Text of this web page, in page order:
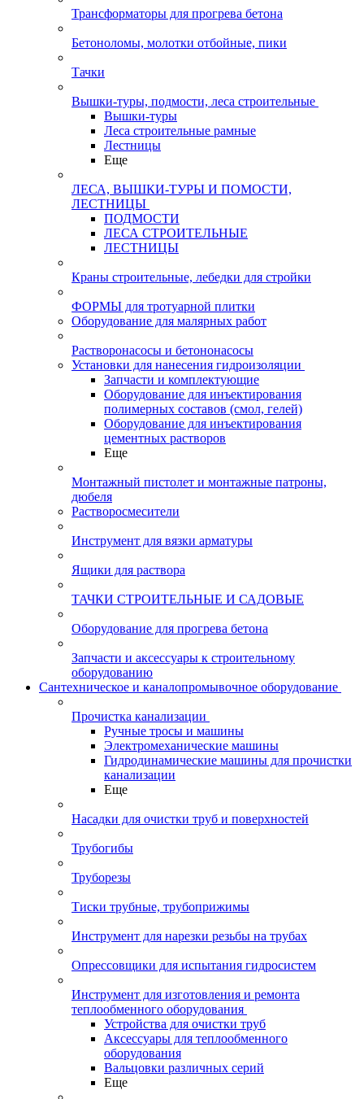
Трансформаторы для прогрева бетона
Бетоноломы, молотки отбойные, пики
Тачки
Вышки-туры, подмости, леса строительные
Вышки-туры
Леса строительные рамные
Лестницы
Еще
ЛЕСА, ВЫШКИ-ТУРЫ И ПОМОСТИ,
ЛЕСТНИЦЫ
ПОДМОСТИ
ЛЕСА СТРОИТЕЛЬНЫЕ
ЛЕСТНИЦЫ
Краны строительные, лебедки для стройки
ФОРМЫ для тротуарной плитки
Оборудование для малярных работ
Растворонасосы и бетононасосы
Установки для нанесения гидроизоляции
Запчасти и комплектующие
Оборудование для инъектирования
полимерных составов (смол, гелей)
Оборудование для инъектирования
цементных растворов
Еще
Монтажный пистолет и монтажные патроны,
дюбеля
Растворосмесители
Инструмент для вязки арматуры
Ящики для раствора
ТАЧКИ СТРОИТЕЛЬНЫЕ И САДОВЫЕ
Оборудование для прогрева бетона
Запчасти и аксессуары к строительному
оборудованию
Сантехническое и каналопромывочное оборудование
Прочистка канализации
Ручные тросы и машины
Электромеханические машины
Гидродинамические машины для прочистки
канализации
Еще
Насадки для очистки труб и поверхностей
Трубогибы
Труборезы
Тиски трубные, трубоприжимы
Инструмент для нарезки резьбы на трубах
Опрессовщики для испытания гидросистем
Инструмент для изготовления и ремонта
теплообменного оборудования
Устройства для очистки труб
Аксессуары для теплообменного
оборудования
Вальцовки различных серий
Еще